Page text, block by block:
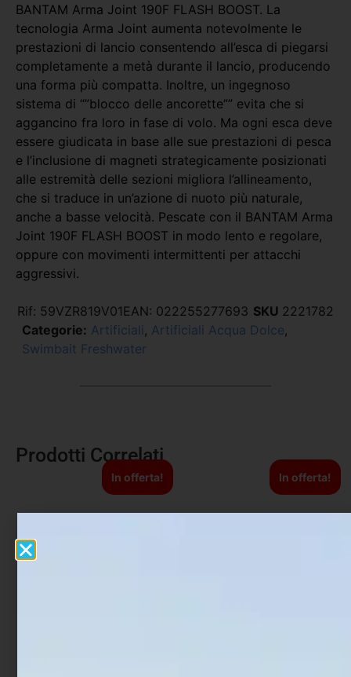
BANTAM Arma Joint 190F FLASH BOOST. La
tecnologia Arma Joint aumenta notevolmente le
prestazioni di lancio consentendo all’esca di piegarsi
completamente a metà durante il lancio, producendo
una forma più compatta. Inoltre, un ingegnoso
sistema di “”blocco delle ancorette”” evita che si
aggancino fra loro in fase di volo. Ma ogni esca deve
essere giudicata in base alle sue prestazioni di pesca
e l’inclusione di magneti strategicamente posizionati
alle estremità delle sezioni migliora l’allineamento,
che si traduce in un’azione di nuoto più naturale,
anche a basse velocità. Pescate con il BANTAM Arma
Joint 190F FLASH BOOST in modo lento e regolare,
oppure con movimenti intermittenti per attacchi
aggressivi.
Rif: 59VZR819V01EAN: 022255277693 SKU 2221782
Categorie: Artificiali , Artificiali Acqua Dolce,
Swimbait Freshwater
Prodotti Correlati
In offerta! In offerta!